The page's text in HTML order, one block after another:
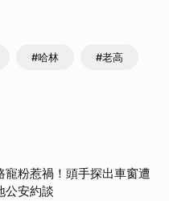
#哈林 #老高
寵粉惹禍！頭手探出車窗遭
安約談